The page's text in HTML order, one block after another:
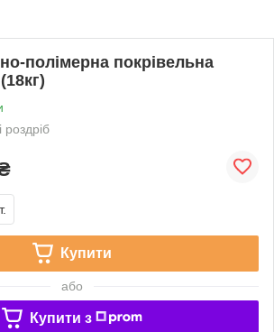
полімерна покрівельна
роздріб
Купити
або
Купити з